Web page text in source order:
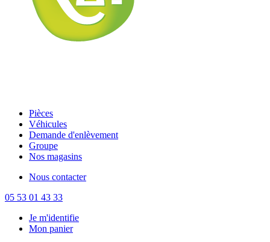
Pièces
Véhicules
Demande d'enlèvement
Groupe
Nos magasins
Nous contacter
05 53 01 43 33
Je m'identifie
Mon panier